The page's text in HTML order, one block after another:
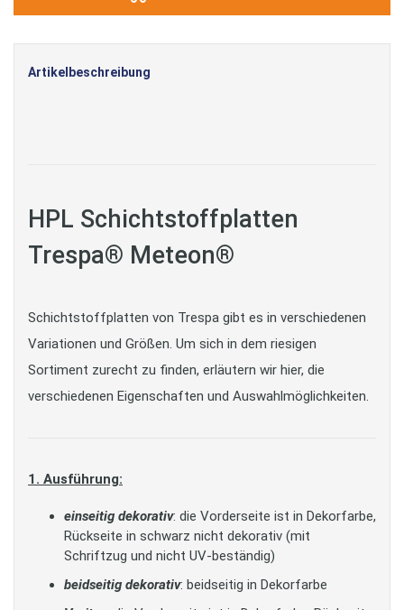
Artikelbeschreibung
HPL Schichtstoffplatten
Trespa® Meteon®
Schichtstoffplatten von Trespa gibt es in verschiedenen
Variationen und Größen. Um sich in dem riesigen
Sortiment zurecht zu finden, erläutern wir hier, die
verschiedenen Eigenschaften und Auswahlmöglichkeiten.
1. Ausführung:
einseitig dekorativ: die Vorderseite ist in Dekorfarbe,
Rückseite in schwarz nicht dekorativ (mit
Schriftzug und nicht UV-beständig)
beidseitig dekorativ: beidseitig in Dekorfarbe